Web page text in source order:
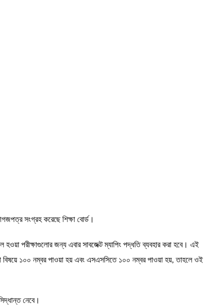
সংগ্রহ করেছে শিক্ষা বোর্ড।
পরীক্ষাগুলোর জন্য এবার সাবজেক্ট ম্যাপিং পদ্ধতি ব্যবহার করা হবে। এই
বিষয়ে ১০০ নম্বর পাওয়া হয় এবং এসএসসিতে ১০০ নম্বর পাওয়া হয়, তাহলে ওই
নেবে।